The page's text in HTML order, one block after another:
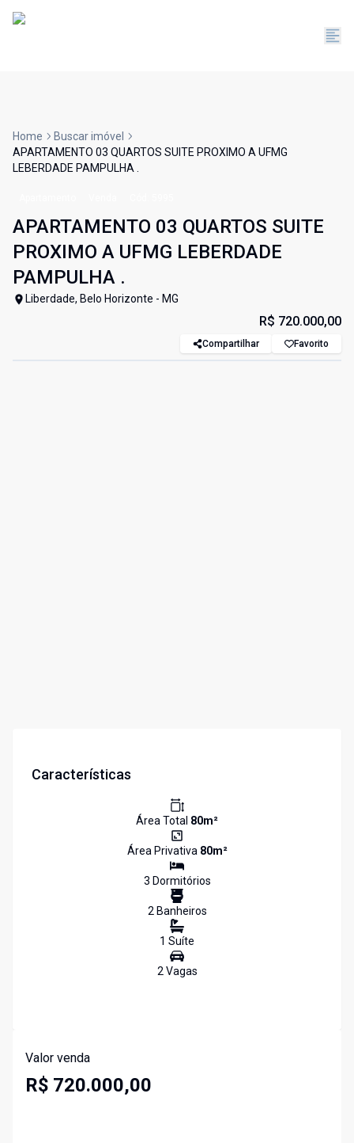
Home
Buscar imóvel
APARTAMENTO 03 QUARTOS SUITE PROXIMO A UFMG
LEBERDADE PAMPULHA .
APARTAMENTO 03 QUARTOS SUITE
PROXIMO A UFMG LEBERDADE
PAMPULHA .
Liberdade, Belo Horizonte - MG
R$ 720.000,00
Compartilhar Favorito
Características
Área Total 80m²
Área Privativa 80m²
3 Dormitórios
2Banheiros
1 Suíte
2Vagas
Valor venda
R$ 720.000,00